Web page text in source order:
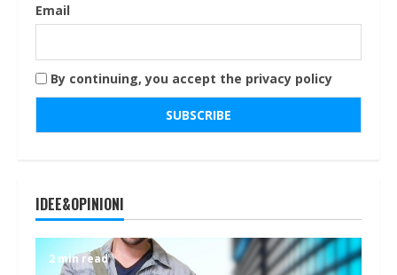
Email
By continuing, you accept the privacy policy
IDEE&OPINIONI
2 min read